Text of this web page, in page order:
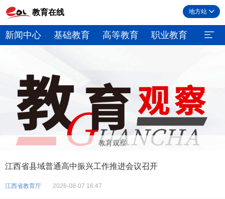
教育在线 地方站
新闻中心 基础教育 高等教育 职业教育 继续
教育观察
江西省县域普通高中振兴工作推进会议召开
江西省教育厅 2026-08-07 16:47